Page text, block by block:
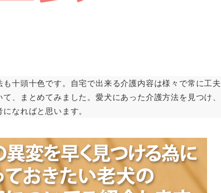
十頭十色です。自宅で出来る介護内容は様々で常に工夫
、まとめてみました。愛犬にあった介護方法を見つけ、
なればと思います。